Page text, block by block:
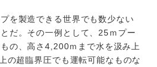
を製造できる世界でも数少ない
だ。その一例として、25ｍプー
の、高さ4,200ｍまで水を汲み上
の超臨界圧でも運転可能なものな